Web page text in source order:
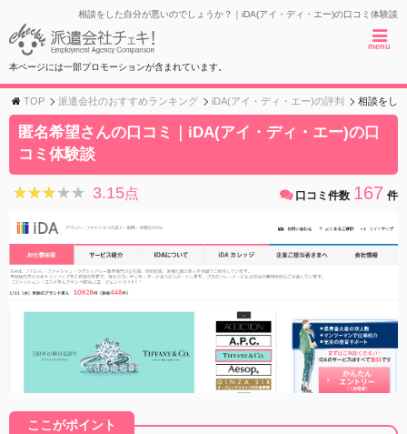
相談をした自分が悪いのでしょうか？｜iDA(アイ・ディ・エー)の口コミ体験談
menu
本ページには一部プロモーションが含まれています。
TOP 派遣会社のおすすめランキング iDA(アイ・ディ・エー)の評判 相談をし
匿名希望さんの口コミ｜iDA(アイ・ディ・エー)の口
コミ体験談
★★★★★
★★★★★ 3.15点 口コミ件数 167 件
ここがポイント